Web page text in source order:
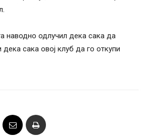
наводно одлучил дека сака да
дека сака овој клуб да го откупи